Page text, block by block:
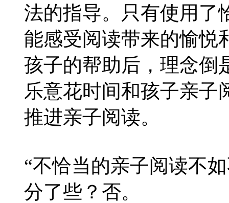
法的指导。只有使用了
能感受阅读带来的愉悦
孩子的帮助后，理念倒
乐意花时间和孩子亲子
推进亲子阅读。
“不恰当的亲子阅读不
分了些？否。